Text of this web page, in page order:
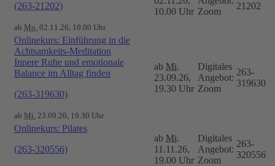
(263-21202)
ab Mo. 02.11.26, 10.00 Uhr
10.00 Uhr Zoom
21202
Onlinekurs: Einführung in die
Achtsamkeits-Meditation
Innere Ruhe und emotionale
Balance im Alltag finden
(263-319630)
ab Mi. 23.09.26, 19.30 Uhr
ab Mi.
23.09.26,
19.30 Uhr
Digitales
Angebot:
Zoom
263-
319630
Onlinekurs: Pilates
(263-320556)
ab Mi.
11.11.26,
19.00 Uhr
Digitales
Angebot:
Zoom
263-
320556